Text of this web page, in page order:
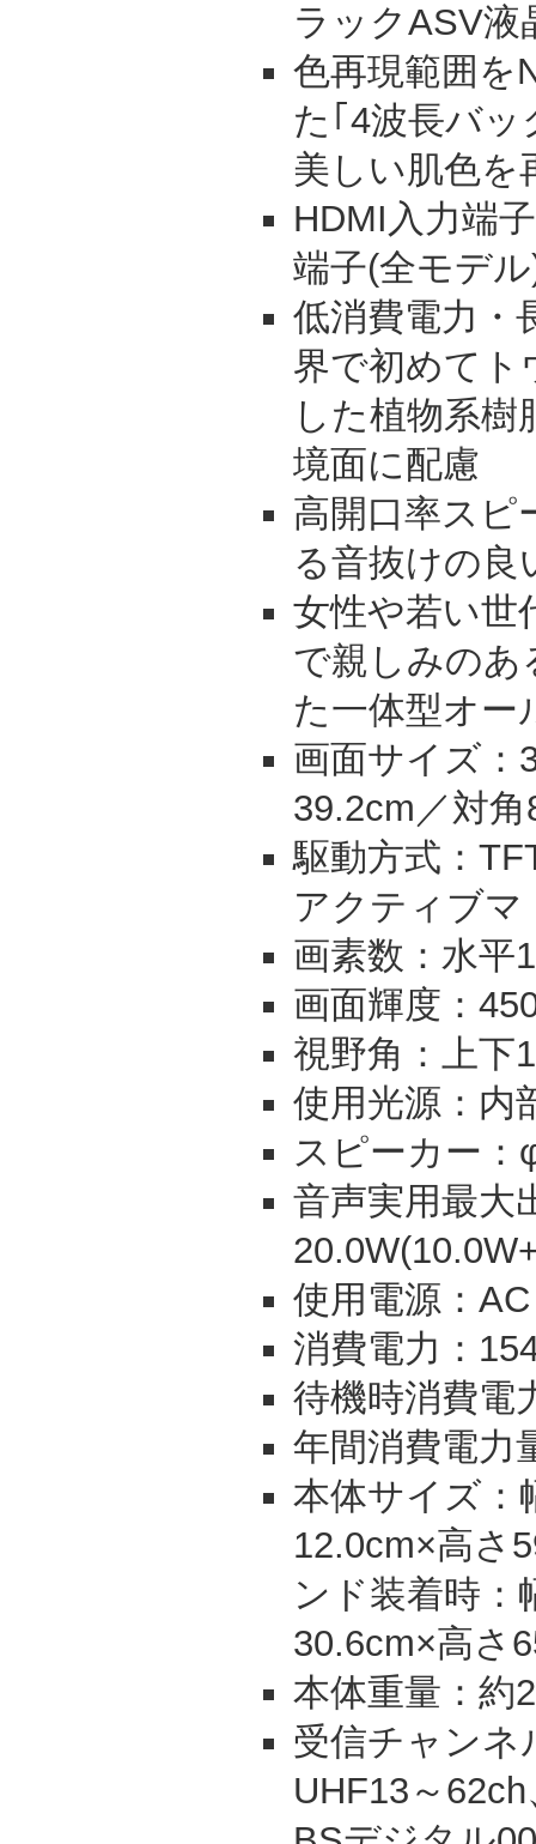
ラックASV液
色再現範囲を
た｢4波長バ
美しい肌色を
HDMI入力端
端子(全モデ
低消費電力・
界で初めてト
した植物系樹
境面に配慮
高開口率スピ
る音抜けの
女性や若い世
で親しみのあ
た一体型オー
画面サイズ：
39.2cm／対
駆動方式：
アクティブマ
画素数：水平
画面輝度：
視野角：上下
使用光源：内
スピーカー：
音声実用最大
使用電源：
消費電力：
待機時消費電
年間消費電力
本体サイズ：
12.0cm×高さ
ンド装着時：
30.6cm×高さ
本体重量：約
受信チャンネ
UHF13～